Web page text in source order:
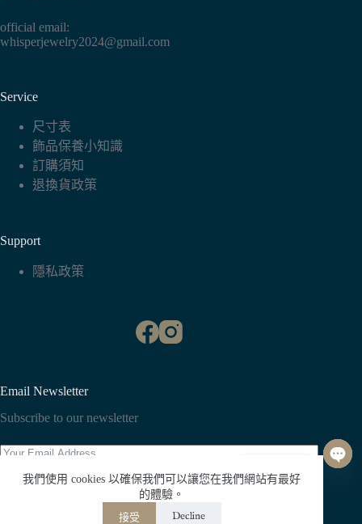
我們使用 cookies 以確保我們可以讓您在我們網站有最好
的體驗。
接受 Decline
official email:
whisperjewelry2024@gmail.com
Service
尺寸表
飾品保養小知識
訂購須知
退換貨政策
Support
隱私政策
Email Newsletter
Subscribe to our newsletter